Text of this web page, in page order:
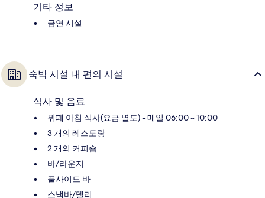
기타 정보
금연 시설
숙박 시설 내 편의 시설
식사 및 음료
뷔페 아침 식사(요금 별도) - 매일 06:00 ~ 10:00
3 개의 레스토랑
2 개의 커피숍
바/라운지
풀사이드 바
스낵바/델리